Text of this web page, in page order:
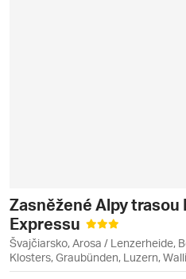
Zasněžené Alpy trasou
Expressu
Švajčiarsko, Arosa / Lenzerheide,
Klosters, Graubünden, Luzern,
Zermatt, Davos, Chur